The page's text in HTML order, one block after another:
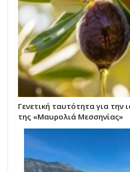
Γενετική ταυτότητα για την
της «Μαυρολιά Μεσσηνίας»